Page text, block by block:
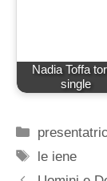
Nadia Toffa
single
Categorie
Tag
le iene